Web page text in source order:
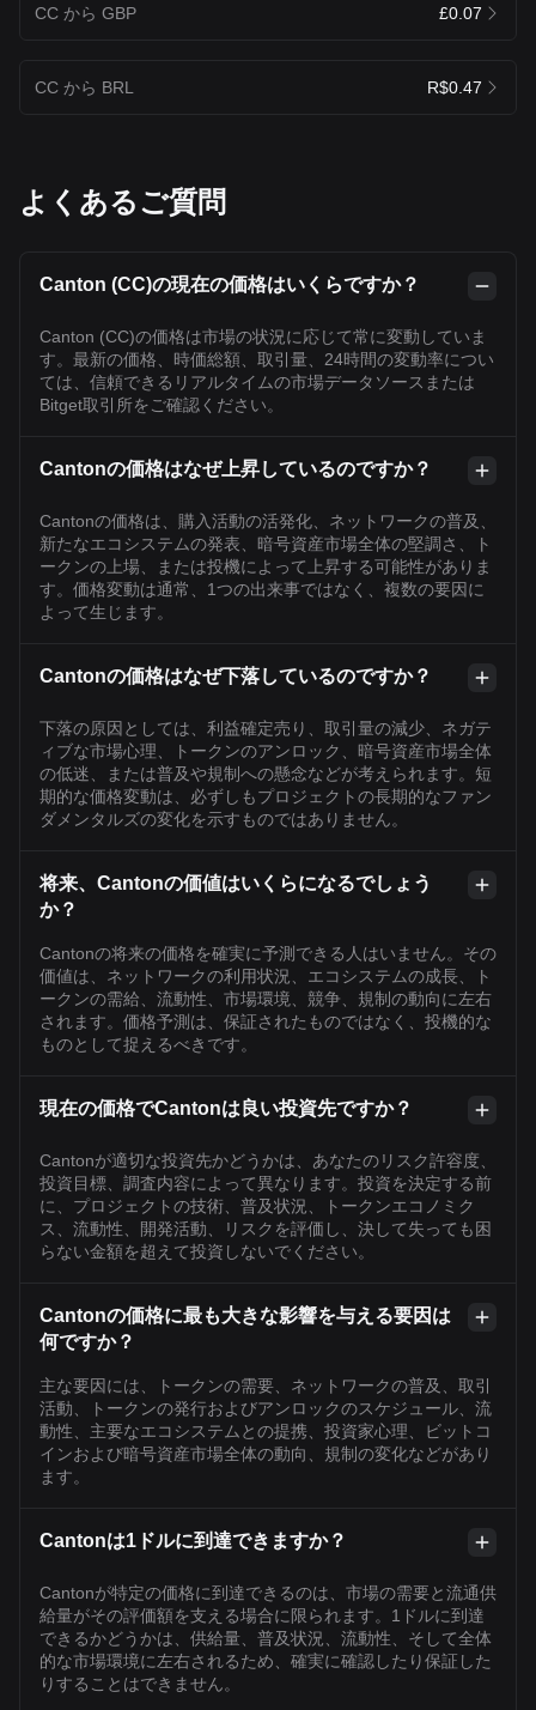
CC から GBP £0.07
CC から BRL R$0.47
よくあるご質問
Canton (CC)の現在の価格はいくらですか？
Canton (CC)の価格は市場の状況に応じて常に変動していま
す。最新の価格、時価総額、取引量、24時間の変動率につい
ては、信頼できるリアルタイムの市場データソースまたは
Bitget取引所をご確認ください。
Cantonの価格はなぜ上昇しているのですか？
Cantonの価格は、購入活動の活発化、ネットワークの普及、
新たなエコシステムの発表、暗号資産市場全体の堅調さ、ト
ークンの上場、または投機によって上昇する可能性がありま
す。価格変動は通常、1つの出来事ではなく、複数の要因に
よって生じます。
Cantonの価格はなぜ下落しているのですか？
下落の原因としては、利益確定売り、取引量の減少、ネガテ
ィブな市場心理、トークンのアンロック、暗号資産市場全体
の低迷、または普及や規制への懸念などが考えられます。短
期的な価格変動は、必ずしもプロジェクトの長期的なファン
ダメンタルズの変化を示すものではありません。
将来、Cantonの価値はいくらになるでしょう
か？
Cantonの将来の価格を確実に予測できる人はいません。その
価値は、ネットワークの利用状況、エコシステムの成長、ト
ークンの需給、流動性、市場環境、競争、規制の動向に左右
されます。価格予測は、保証されたものではなく、投機的な
ものとして捉えるべきです。
現在の価格でCantonは良い投資先ですか？
Cantonが適切な投資先かどうかは、あなたのリスク許容度、
投資目標、調査内容によって異なります。投資を決定する前
に、プロジェクトの技術、普及状況、トークンエコノミク
ス、流動性、開発活動、リスクを評価し、決して失っても困
らない金額を超えて投資しないでください。
Cantonの価格に最も大きな影響を与える要因は
何ですか？
主な要因には、トークンの需要、ネットワークの普及、取引
活動、トークンの発行およびアンロックのスケジュール、流
動性、主要なエコシステムとの提携、投資家心理、ビットコ
インおよび暗号資産市場全体の動向、規制の変化などがあり
ます。
Cantonは1ドルに到達できますか？
Cantonが特定の価格に到達できるのは、市場の需要と流通供
給量がその評価額を支える場合に限られます。1ドルに到達
できるかどうかは、供給量、普及状況、流動性、そして全体
的な市場環境に左右されるため、確実に確認したり保証した
りすることはできません。